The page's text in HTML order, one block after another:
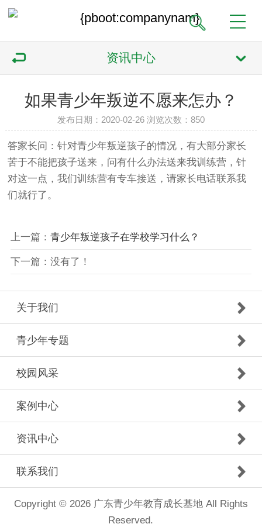
资讯中心
如果青少年叛逆不愿来怎办？
发布日期：2020-02-26 浏览次数： 850
答家长问：针对青少年叛逆孩子的情况，有大部分家长
苦于不能把孩子送来，问有什么办法送来我训练营，针
对这一点，我们训练营有专车接送，请家长电话联系我
们就行了。
上一篇： 青少年叛逆孩子在学校学习什么？
下一篇：没有了！
关于我们
青少年专题
校园风采
案例中心
资讯中心
联系我们
Copyright © 2026 广东青少年教育成长基地 All Rights
Reserved.